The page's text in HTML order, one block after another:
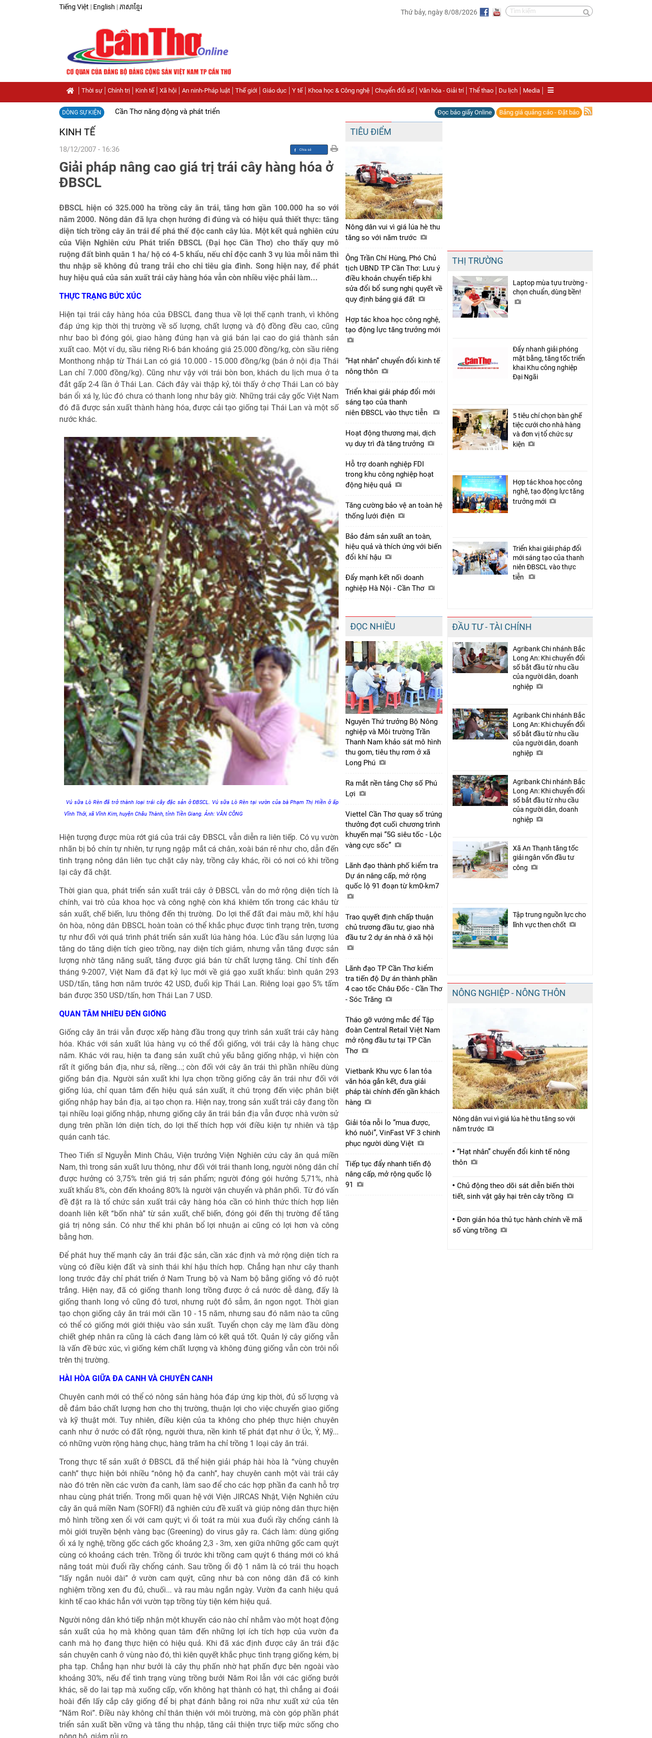
Tiếng Việt | English | ភាសាខ្មែរ
Thứ bảy, ngày 8/08/2026
Thời sự Chính trị Kinh tế Xã hội An ninh-Pháp luật Thế giới Giáo dục Y tế Khoa học & Công nghệ Chuyển đổi số Văn hóa - Giải trí Thể thao Du lịch Media
DÒNG SỰ KIỆN Cần Thơ năng động và phát triển Đọc báo giấy Online Bảng giá quảng cáo - Đặt báo
KINH TẾ
18/12/2007 - 16:36
Chia sẻ
Facebook
Giải pháp nâng cao giá trị trái cây hàng hóa ở
ĐBSCL
ĐBSCL hiện có 325.000 ha trồng cây ăn trái, tăng hơn gần 100.000 ha so với
năm 2000. Nông dân đã lựa chọn hướng đi đúng và có hiệu quả thiết thực: tăng
diện tích trồng cây ăn trái để phá thế độc canh cây lúa. Một kết quả nghiên cứu
của Viện Nghiên cứu Phát triển ĐBSCL (Đại học Cần Thơ) cho thấy quy mô
ruộng đất bình quân 1 ha/ hộ có 4-5 khẩu, nếu chỉ độc canh 3 vụ lúa mỗi năm thì
thu nhập sẽ không đủ trang trải cho chi tiêu gia đình. Song hiện nay, để phát
huy hiệu quả của sản xuất trái cây hàng hóa vẫn còn nhiều việc phải làm...
THỰC TRẠNG BỨC XÚC
Hiện tại trái cây hàng hóa của ĐBSCL đang thua về lợi thế cạnh tranh, vì không
đáp ứng kịp thời thị trường về số lượng, chất lượng và độ đồng đều cao, cũng
như bao bì đóng gói, giao hàng đúng hạn và giá bán lại cao do giá thành sản
xuất cao. Một ví dụ, sầu riêng Ri-6 bán khoảng giá 25.000 đồng/kg, còn sầu riêng
Monthong nhập từ Thái Lan có giá 10.000 - 15.000 đồng/kg (bán ở nội địa Thái
Lan chỉ 7.000 đồng/kg). Cũng như vậy với trái bòn bon, khách du lịch mua ở ta
đắt gấp 2-4 lần ở Thái Lan. Cách đây vài thập kỷ, tôi thấy ở chợ Thái Lan có bày
bán ổi xá lỵ, lúc đó chưa có thanh long như bây giờ. Những trái cây gốc Việt Nam
đó đã được sản xuất thành hàng hóa, được cải tạo giống tại Thái Lan và một số
nước khác.
Vú sữa Lò Rèn đã trở thành loại trái cây đặc sản ở ĐBSCL. Vú sữa Lò Rèn tại vườn của bà Phạm Thị Hiền ở ấp
Vĩnh Thới, xã Vĩnh Kim, huyện Châu Thành, tỉnh Tiền Giang. Ảnh: VĂN CÔNG
Hiện tượng được mùa rớt giá của trái cây ĐBSCL vẫn diễn ra liên tiếp. Có vụ vườn
nhãn bị bỏ chín tự nhiên, tự rụng ngập mắt cá chân, xoài bán rẻ như cho, dẫn đến
tình trạng nông dân liên tục chặt cây này, trồng cây khác, rồi có nơi có khi trồng
lại cây đã chặt.
Thời gian qua, phát triển sản xuất trái cây ở ĐBSCL vẫn do mở rộng diện tích là
chính, vai trò của khoa học và công nghệ còn khá khiêm tốn trong các khâu từ
sản xuất, chế biến, lưu thông đến thị trường. Do lợi thế đất đai màu mỡ, khí hậu
ôn hòa, nông dân ĐBSCL hoàn toàn có thể khắc phục được tình trạng trên, tương
tự như đối với quá trình phát triển sản xuất lúa hàng hóa. Lúc đầu sản lượng lúa
tăng do tăng diện tích gieo trồng, nay diện tích giảm, nhưng vẫn tăng được sản
lượng nhờ tăng năng suất, tăng được giá bán từ chất lượng tăng. Chỉ tính đến
tháng 9-2007, Việt Nam đã đạt kỷ lục mới về giá gạo xuất khẩu: bình quân 293
USD/tấn, tăng hơn năm trước 42 USD, đuổi kịp Thái Lan. Riêng loại gạo 5% tấm
bán được 350 USD/tấn, hơn Thái Lan 7 USD.
QUAN TÂM NHIỀU ĐẾN GIỐNG
Giống cây ăn trái vẫn được xếp hàng đầu trong quy trình sản xuất trái cây hàng
hóa. Khác với sản xuất lúa hàng vụ có thể đổi giống, với trái cây là hàng chục
năm. Khác với rau, hiện ta đang sản xuất chủ yếu bằng giống nhập, vì hiện còn
rất ít giống bản địa, như sả, riềng...; còn đối với cây ăn trái thì phần nhiều dùng
giống bản địa. Người sản xuất khi lựa chọn trồng giống cây ăn trái như đối với
giống lúa, chỉ quan tâm đến hiệu quả sản xuất, ít chú trọng đến việc phân biệt
giống nhập hay bản địa, ai tạo chọn ra. Hiện nay, trong sản xuất trái cây đang tồn
tại nhiều loại giống nhập, nhưng giống cây ăn trái bản địa vẫn được nhà vườn sử
dụng trên phần lớn diện tích, do lợi thế thích hợp với điều kiện tự nhiên và tập
quán canh tác.
Theo Tiến sĩ Nguyễn Minh Châu, Viện trưởng Viện Nghiên cứu cây ăn quả miền
Nam, thì trong sản xuất lưu thông, như đối với trái thanh long, người nông dân chỉ
được hưởng có 3,75% trên giá trị sản phẩm; người đóng gói hưởng 5,71%, nhà
xuất khẩu 8%, còn đến khoảng 80% là người vận chuyển và phân phối. Từ đó vấn
đề đặt ra là tổ chức sản xuất trái cây hàng hóa cần có hình thức thích hợp liên
doanh liên kết “bốn nhà” từ sản xuất, chế biến, đóng gói đến thị trường để tăng
giá trị nông sản. Có như thế khi phân bổ lợi nhuận ai cũng có lợi hơn và công
bằng hơn.
Để phát huy thế mạnh cây ăn trái đặc sản, cần xác định và mở rộng diện tích ra
vùng có điều kiện đất và sinh thái khí hậu thích hợp. Chẳng hạn như cây thanh
long trước đây chỉ phát triển ở Nam Trung bộ và Nam bộ bằng giống vỏ đỏ ruột
trắng. Hiện nay, đã có giống thanh long trồng được ở cả nước dễ dàng, đấy là
giống thanh long vỏ cũng đỏ tươi, nhưng ruột đỏ sẫm, ăn ngon ngọt. Thời gian
tạo chọn giống cây ăn trái mới cần 10 - 15 năm, nhưng sau đó năm nào ta cũng
có thể có giống mới giới thiệu vào sản xuất. Tuyển chọn cây mẹ làm đầu dòng
chiết ghép nhân ra cũng là cách đang làm có kết quả tốt. Quản lý cây giống vẫn
là vấn đề bức xúc, vì giống kém chất lượng và không đúng giống vẫn còn trôi nổi
trên thị trường.
HÀI HÒA GIỮA ĐA CANH VÀ CHUYÊN CANH
Chuyên canh mới có thể có nông sản hàng hóa đáp ứng kịp thời, đủ số lượng và
dễ đảm bảo chất lượng hơn cho thị trường, thuận lợi cho việc chuyển giao giống
và kỹ thuật mới. Tuy nhiên, điều kiện của ta không cho phép thực hiện chuyên
canh như ở nước có đất rộng, người thưa, nền kinh tế phát đạt như ở Úc, Ý, Mỹ...
có những vườn rộng hàng chục, hàng trăm ha chỉ trồng 1 loại cây ăn trái.
Trong thực tế sản xuất ở ĐBSCL đã thể hiện giải pháp hài hòa là “vùng chuyên
canh” thực hiện bởi nhiều “nông hộ đa canh”, hay chuyên canh một vài trái cây
nào đó trên nền các vườn đa canh, làm sao để cho các hợp phần đa canh hỗ trợ
nhau cùng phát triển. Trong mối quan hệ với Viện JIRCAS Nhật, Viện Nghiên cứu
cây ăn quả miền Nam (SOFRI) đã nghiên cứu đề xuất và giúp nông dân thực hiện
mô hình trồng xen ổi với cam quýt; vì ổi toát ra mùi xua đuổi rầy chổng cánh là
môi giới truyền bệnh vàng bạc (Greening) do virus gây ra. Cách làm: dùng giống
ổi xá lỵ nghệ, trồng gốc cách gốc khoảng 2,3 - 3m, xen giữa những gốc cam quýt
cùng có khoảng cách trên. Trồng ổi trước khi trồng cam quýt 6 tháng mới có khả
năng toát mùi đuổi rầy chổng cánh. Sau trồng ổi độ 1 năm là có trái thu hoạch
“lấy ngắn nuôi dài” ở vườn cam quýt, cũng như bà con nông dân đã có kinh
nghiệm trồng xen đu đủ, chuối... và rau màu ngắn ngày. Vườn đa canh hiệu quả
kinh tế cao khác hẳn với vườn tạp trồng tùy tiện kém hiệu quả.
Người nông dân khó tiếp nhận một khuyến cáo nào chỉ nhằm vào một hoạt động
sản xuất của họ mà không quan tâm đến những lợi ích tích hợp của vườn đa
canh mà họ đang thực hiện có hiệu quả. Khi đã xác định được cây ăn trái đặc
sản chuyên canh ở vùng nào đó, thì kiên quyết khắc phục tình trạng giống kém, bị
pha tạp. Chẳng hạn như bưởi là cây thụ phấn nhờ hạt phấn đực bên ngoài vào
khoảng 30%, nếu để tình trạng vùng trồng bưởi Năm Roi lẫn với các giống bưởi
khác, sẽ do lai tạp mà xuống cấp, vốn không hạt thành có hạt, thì chẳng ai đoái
hoài đến lấy cắp cây giống để bị phạt đánh bằng roi nữa như xuất xứ của tên
“Năm Roi”. Điều này không chỉ thân thiện với môi trường, mà còn góp phần phát
triển sản xuất bền vững và tăng thu nhập, tăng cải thiện trực tiếp mức sống cho
TIÊU ĐIỂM
Nông dân vui vì giá lúa hè thu
tăng so với năm trước
Ông Trần Chí Hùng, Phó Chủ
tịch UBND TP Cần Thơ: Lưu ý
điều khoản chuyển tiếp khi
sửa đổi bổ sung nghị quyết về
quy định bảng giá đất
Hợp tác khoa học công nghệ,
tạo động lực tăng trưởng mới
“Hạt nhân” chuyển đổi kinh tế
nông thôn
Triển khai giải pháp đổi mới
sáng tạo của thanh
niên ĐBSCL vào thực tiễn
Hoạt động thương mại, dịch
vụ duy trì đà tăng trưởng
Hỗ trợ doanh nghiệp FDI
trong khu công nghiệp hoạt
động hiệu quả
Tăng cường bảo vệ an toàn hệ
thống lưới điện
Bảo đảm sản xuất an toàn,
hiệu quả và thích ứng với biến
đổi khí hậu
Đẩy mạnh kết nối doanh
nghiệp Hà Nội - Cần Thơ
ĐỌC NHIỀU
Nguyên Thứ trưởng Bộ Nông
nghiệp và Môi trường Trần
Thanh Nam khảo sát mô hình
thu gom, tiêu thụ rơm ở xã
Long Phú
Ra mắt nền tảng Chợ số Phú
Lợi
Viettel Cần Thơ quay số trúng
thưởng đợt cuối chương trình
khuyến mại “5G siêu tốc - Lộc
vàng cực sốc”
Lãnh đạo thành phố kiểm tra
Dự án nâng cấp, mở rộng
quốc lộ 91 đoạn từ km0-km7
Trao quyết định chấp thuận
chủ trương đầu tư, giao nhà
đầu tư 2 dự án nhà ở xã hội
Lãnh đạo TP Cần Thơ kiểm
tra tiến độ Dự án thành phần
4 cao tốc Châu Đốc - Cần Thơ
- Sóc Trăng
Tháo gỡ vướng mắc để Tập
đoàn Central Retail Việt Nam
mở rộng đầu tư tại TP Cần
Thơ
Vietbank Khu vực 6 lan tỏa
văn hóa gắn kết, đưa giải
pháp tài chính đến gần khách
hàng
Giải tỏa nỗi lo “mua được,
khó nuôi”, VinFast VF 3 chinh
phục người dùng Việt
Tiếp tục đẩy nhanh tiến độ
nâng cấp, mở rộng quốc lộ
91
THỊ TRƯỜNG
Laptop mùa tựu trường -
chọn chuẩn, dùng bền!
Đẩy nhanh giải phóng
mặt bằng, tăng tốc triển
khai Khu công nghiệp
Đại Ngãi
5 tiêu chí chọn bàn ghế
tiệc cưới cho nhà hàng
và đơn vị tổ chức sự
kiện
Hợp tác khoa học công
nghệ, tạo động lực tăng
trưởng mới
Triển khai giải pháp đổi
mới sáng tạo của thanh
niên ĐBSCL vào thực
tiễn
ĐẦU TƯ - TÀI CHÍNH
Agribank Chi nhánh Bắc
Long An: Khi chuyển đổi
số bắt đầu từ nhu cầu
của người dân, doanh
nghiệp
Agribank Chi nhánh Bắc
Long An: Khi chuyển đổi
số bắt đầu từ nhu cầu
của người dân, doanh
nghiệp
Agribank Chi nhánh Bắc
Long An: Khi chuyển đổi
số bắt đầu từ nhu cầu
của người dân, doanh
nghiệp
Xã An Thạnh tăng tốc
giải ngân vốn đầu tư
công
Tập trung nguồn lực cho
lĩnh vực then chốt
NÔNG NGHIỆP - NÔNG THÔN
Nông dân vui vì giá lúa hè thu tăng so với
năm trước
“Hạt nhân” chuyển đổi kinh tế nông
thôn
Chủ động theo dõi sát diễn biến thời
tiết, sinh vật gây hại trên cây trồng
Đơn giản hóa thủ tục hành chính về mã
số vùng trồng